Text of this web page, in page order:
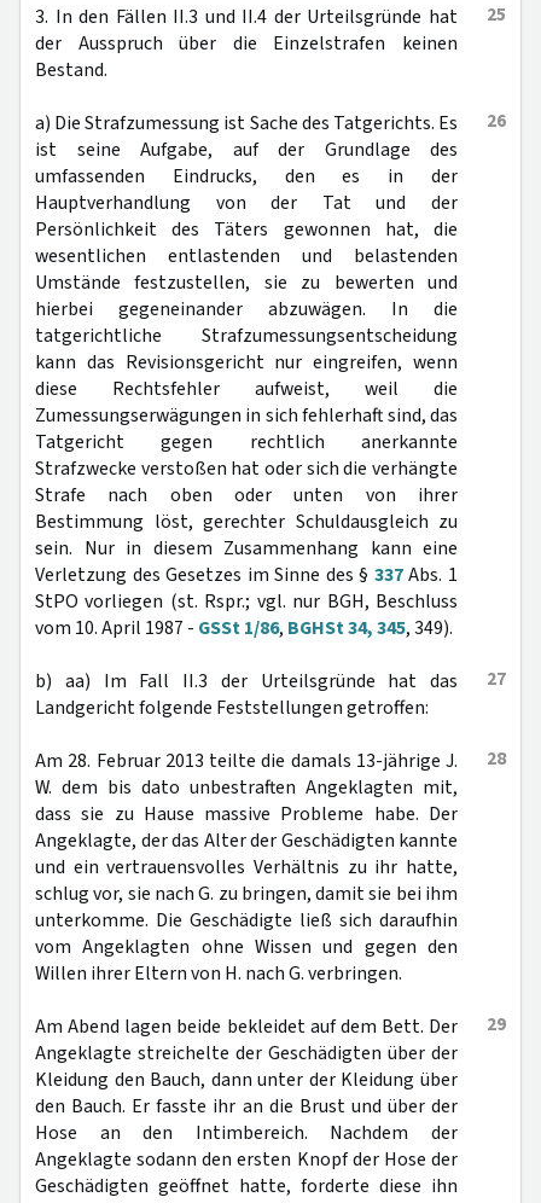
25
3. In den Fällen II.3 und II.4 der Urteilsgründe hat
der Ausspruch über die Einzelstrafen keinen
Bestand.
26
a) Die Strafzumessung ist Sache des Tatgerichts. Es
ist seine Aufgabe, auf der Grundlage des
umfassenden Eindrucks, den es in der
Hauptverhandlung von der Tat und der
Persönlichkeit des Täters gewonnen hat, die
wesentlichen entlastenden und belastenden
Umstände festzustellen, sie zu bewerten und
hierbei gegeneinander abzuwägen. In die
tatgerichtliche Strafzumessungsentscheidung
kann das Revisionsgericht nur eingreifen, wenn
diese Rechtsfehler aufweist, weil die
Zumessungserwägungen in sich fehlerhaft sind, das
Tatgericht gegen rechtlich anerkannte
Strafzwecke verstoßen hat oder sich die verhängte
Strafe nach oben oder unten von ihrer
Bestimmung löst, gerechter Schuldausgleich zu
sein. Nur in diesem Zusammenhang kann eine
Verletzung des Gesetzes im Sinne des § 337Abs. 1
StPO vorliegen (st. Rspr.; vgl. nur BGH, Beschluss
vom 10. April 1987 - GSSt 1/86, BGHSt 34, 345, 349).
27
b) aa) Im Fall II.3 der Urteilsgründe hat das
Landgericht folgende Feststellungen getroffen:
28
Am 28. Februar 2013 teilte die damals 13-jährige J.
W. dem bis dato unbestraften Angeklagten mit,
dass sie zu Hause massive Probleme habe. Der
Angeklagte, der das Alter der Geschädigten kannte
und ein vertrauensvolles Verhältnis zu ihr hatte,
schlug vor, sie nach G. zu bringen, damit sie bei ihm
unterkomme. Die Geschädigte ließ sich daraufhin
vom Angeklagten ohne Wissen und gegen den
Willen ihrer Eltern von H. nach G. verbringen.
29
Am Abend lagen beide bekleidet auf dem Bett. Der
Angeklagte streichelte der Geschädigten über der
Kleidung den Bauch, dann unter der Kleidung über
den Bauch. Er fasste ihr an die Brust und über der
Hose an den Intimbereich. Nachdem der
Angeklagte sodann den ersten Knopf der Hose der
Geschädigten geöffnet hatte, forderte diese ihn